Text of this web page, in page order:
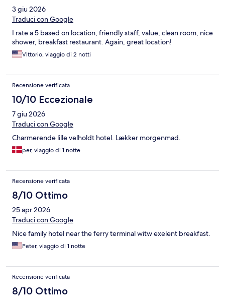
3 giu 2026
Traduci con Google
I rate a 5 based on location, friendly staff, value, clean room, nice
shower, breakfast restaurant. Again, great location!
Vittorio, viaggio di 2 notti
Recensione verificata
10/10 Eccezionale
7 giu 2026
Traduci con Google
Charmerende lille velholdt hotel. Lækker morgenmad.
per, viaggio di 1 notte
Recensione verificata
8/10 Ottimo
25 apr 2026
Traduci con Google
Nice family hotel near the ferry terminal witw exelent breakfast.
Peter, viaggio di 1 notte
Recensione verificata
8/10 Ottimo